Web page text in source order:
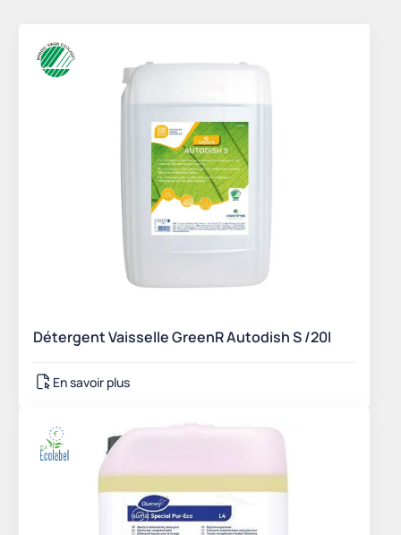
Détergent Vaisselle GreenR Autodish S /20l
En savoir plus